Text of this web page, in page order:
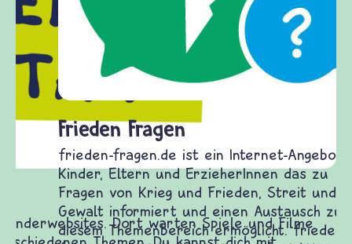
Frieden Fragen
frieden-fragen.de ist ein Internet-Angebot für
Kinder, Eltern und ErzieherInnen das zu
Fragen von Krieg und Frieden, Streit und
Gewalt informiert und einen Austausch zu
diesem Themenbereich ermöglicht. frieden-